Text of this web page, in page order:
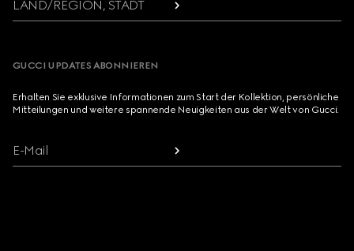
LAND/REGION, STADT
GUCCI UPDATES ABONNIEREN
Erhalten Sie exklusive Informationen zum Start der Kollektion, persönliche
Mitteilungen und weitere spannende Neuigkeiten aus der Welt von Gucci.
E-Mail